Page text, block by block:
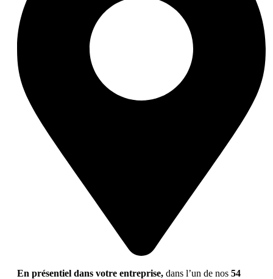
En présentiel dans votre entreprise, dans l’un de nos 54